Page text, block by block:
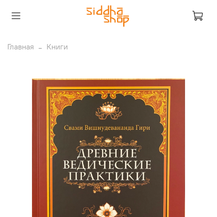
Главная Книги